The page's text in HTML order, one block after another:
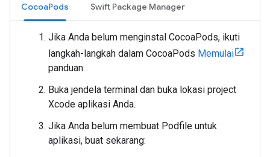
CocoaPods Swift Package Manager
Jika Anda belum menginstal CocoaPods, ikuti
langkah-langkah dalam CocoaPods Memulai
panduan.
Buka jendela terminal dan buka lokasi project
Xcode aplikasi Anda.
Jika Anda belum membuat Podfile untuk
aplikasi, buat sekarang: